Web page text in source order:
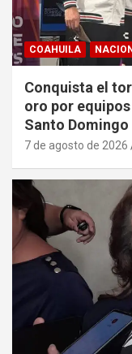
COAHUILA
Conquista el
oro por
Santo Domingo
7 de agosto de 2026